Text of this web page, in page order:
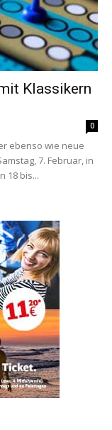
Klassikern
0
ebenso wie neue
7. Februar, in
18 bis...